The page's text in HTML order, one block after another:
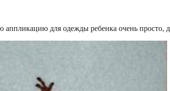
аппликацию для одежды ребенка очень